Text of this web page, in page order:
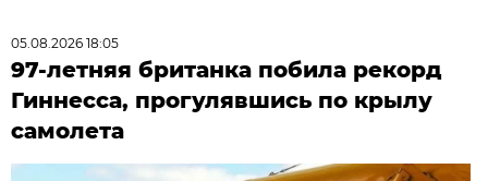
05.08.2026 18:05
97-летняя британка побила рекорд
Гиннесса, прогулявшись по крылу
самолета